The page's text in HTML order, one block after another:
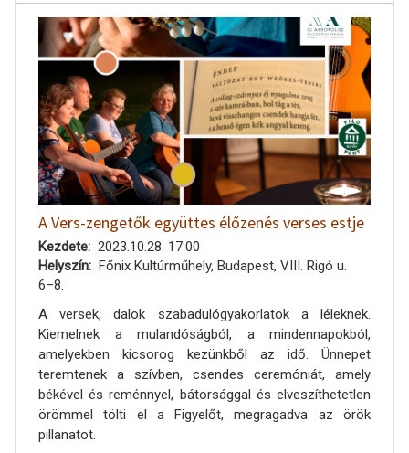
A Vers-zengetők együttes élőzenés verses estje
Kezdete
2023.10.28. 17:00
Helyszín
Főnix Kultúrműhely, Budapest, VIII. Rigó u.
6–8.
A versek, dalok szabadulógyakorlatok a léleknek.
Kiemelnek a mulandóságból, a mindennapokból,
amelyekben kicsorog kezünkből az idő. Ünnepet
teremtenek a szívben, csendes ceremóniát, amely
békével és reménnyel, bátorsággal és elveszíthetetlen
örömmel tölti el a Figyelőt, megragadva az örök
pillanatot.